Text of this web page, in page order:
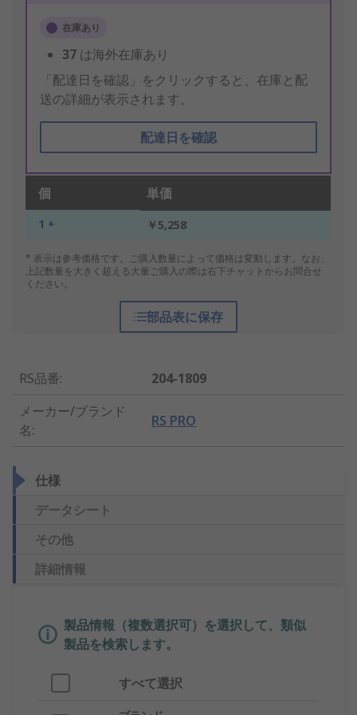
在庫あり
37 は海外在庫あり
「配達日を確認」をクリックすると、在庫と配
送の詳細が表示されます。
配達日を確認
個 単価
1 + ￥5,258
* 表示は参考価格です。ご購入数量によって価格は変動します。なお、
上記数量を大きく超える大量ご購入の際は右下チャットからお問合せ
ください。
部品表に保存
RS品番:
204-1809
メーカー/ブランド
名:
RS PRO
仕様
データシート
その他
詳細情報
製品情報（複数選択可）を選択して、類似
製品を検索します。
すべて選択